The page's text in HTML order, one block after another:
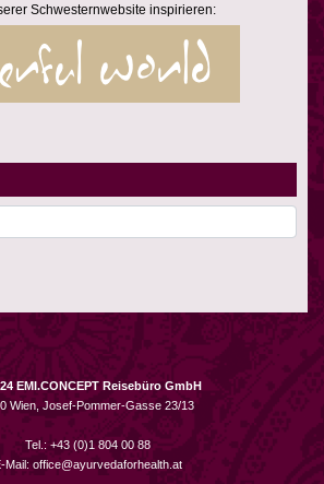
Schwesternwebsite inspirieren:
EMI.CONCEPT Reisebüro GmbH
Wien, Josef-Pommer-Gasse 23/13
Tel.: +43 (0)1 804 00 88
Mail: office@ayurvedaforhealth.at